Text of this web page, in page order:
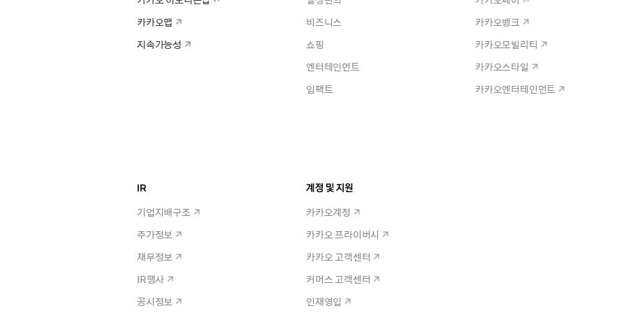
카카오맵
지속가능성
비즈니스
쇼핑
엔터테인먼트
임팩트
카카오뱅크
카카오모빌리티
카카오스타일
카카오엔터테인먼트
IR
기업지배구조
주가정보
재무정보
IR행사
공시정보
계정 및 지원
카카오계정
카카오 프라이버시
카카오 고객센터
커머스 고객센터
인재영입